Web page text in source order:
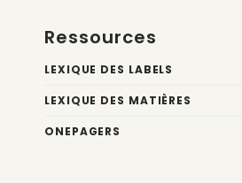
Ressources
LEXIQUE DES LABELS
LEXIQUE DES MATIÈRES
ONEPAGERS